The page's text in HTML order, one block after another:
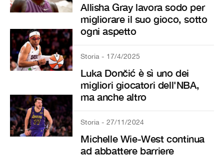
Allisha Gray lavora sodo per
migliorare il suo gioco, sotto
ogni aspetto
Storia - 17/4/2025
Luka Dončić è sì uno dei
migliori giocatori dell'NBA,
ma anche altro
Storia - 27/11/2024
Michelle Wie-West continua
ad abbattere barriere